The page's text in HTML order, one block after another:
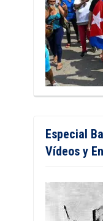
Especial
Vídeos y